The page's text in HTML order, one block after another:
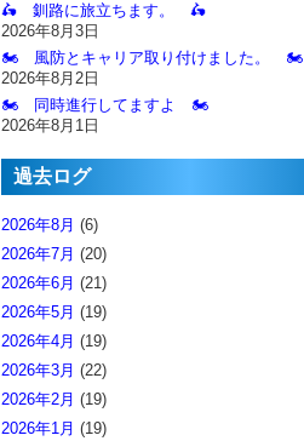
🛵 釧路に旅立ちます。 🛵
2026年8月3日
🏍️ 風防とキャリア取り付けました。 🏍️
2026年8月2日
🏍️ 同時進行してますよ 🏍️
2026年8月1日
過去ログ
2026年8月 (6)
2026年7月 (20)
2026年6月 (21)
2026年5月 (19)
2026年4月 (19)
2026年3月 (22)
2026年2月 (19)
2026年1月 (19)